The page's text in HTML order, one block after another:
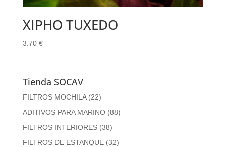
XIPHO TUXEDO
3.70 €
Tienda SOCAV
FILTROS MOCHILA (22)
ADITIVOS PARA MARINO (88)
FILTROS INTERIORES (38)
FILTROS DE ESTANQUE (32)